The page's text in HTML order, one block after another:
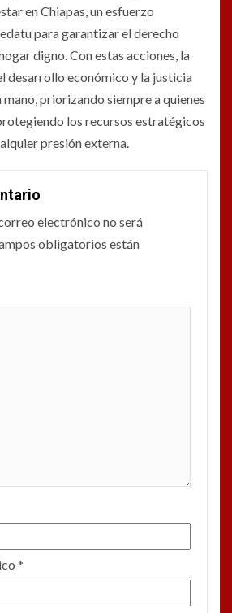
en Chiapas, un esfuerzo
para garantizar el derecho
digno. Con estas acciones, la
desarrollo económico y la justicia
mano, priorizando siempre a quienes
los recursos estratégicos
presión externa.
electrónico no será
obligatorios están
*